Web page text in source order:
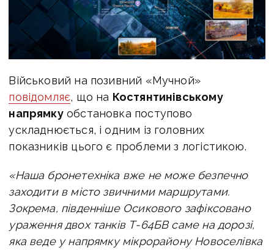
Військовий на позивний «Мучной»
повідомляє, що на Костянтинівському
напрямкуобстановка поступово
ускладнюється, і одним із головних
показників цього є проблеми з логістикою.
«Наша бронетехніка вже не може безпечно
заходити в місто звичними маршрутами.
Зокрема, південніше Осикового зафіксовано
ураження двох танків Т-64БВ саме на дорозі,
яка веде у напрямку мікрорайону Новоселівка